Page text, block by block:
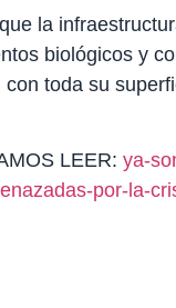
la
biológicos y
toda su
LEER: ya-
por-la-